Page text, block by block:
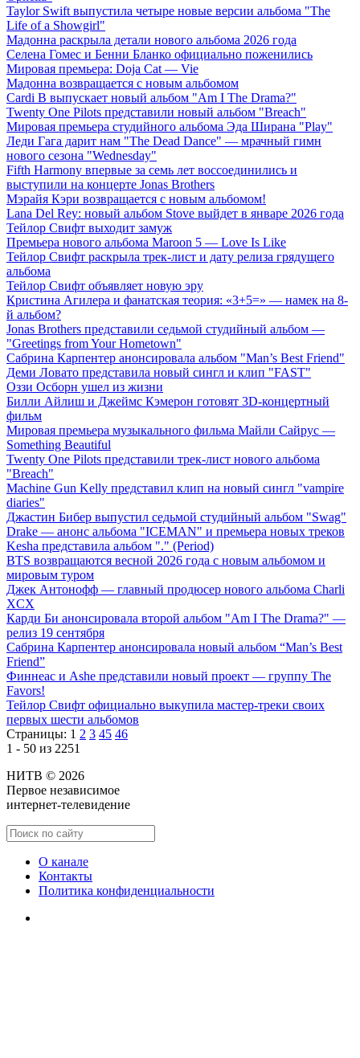
Taylor Swift выпустила четыре новые версии альбома "The
Life of a Showgirl"
Мадонна раскрыла детали нового альбома 2026 года
Селена Гомес и Бенни Бланко официально поженились
Мировая премьера: Doja Cat — Vie
Мадонна возвращается с новым альбомом
Cardi B выпускает новый альбом "Am I The Drama?"
Twenty One Pilots представили новый альбом "Breach"
Мировая премьера студийного альбома Эда Ширана "Play"
Леди Гага дарит нам "The Dead Dance" — мрачный гимн
нового сезона "Wednesday"
Fifth Harmony впервые за семь лет воссоединились и
выступили на концерте Jonas Brothers
Мэрайя Кэри возвращается с новым альбомом!
Lana Del Rey: новый альбом Stove выйдет в январе 2026 года
Тейлор Свифт выходит замуж
Премьера нового альбома Maroon 5 — Love Is Like
Тейлор Свифт раскрыла трек-лист и дату релиза грядущего
альбома
Тейлор Свифт объявляет новую эру
Кристина Агилера и фанатская теория: «3+5=» — намек на 8-
й альбом?
Jonas Brothers представили седьмой студийный альбом —
"Greetings from Your Hometown"
Сабрина Карпентер анонсировала альбом "Man’s Best Friend"
Деми Ловато представила новый сингл и клип "FAST"
Оззи Осборн ушел из жизни
Билли Айлиш и Джеймс Кэмерон готовят 3D-концертный
фильм
Мировая премьера музыкального фильма Майли Сайрус —
Something Beautiful
Twenty One Pilots представили трек-лист нового альбома
"Breach"
Machine Gun Kelly представил клип на новый сингл "vampire
diaries"
Джастин Бибер выпустил седьмой студийный альбом "Swag"
Drake — анонс альбома "ICEMAN" и премьера новых треков
Kesha представила альбом "." (Period)
BTS возвращаются весной 2026 года с новым альбомом и
мировым туром
Джек Антонофф — главный продюсер нового альбома Charli
XCX
Карди Би анонсировала второй альбом "Am I The Drama?" —
релиз 19 сентября
Сабрина Карпентер анонсировала новый альбом “Man’s Best
Friend”
Финнеас и Ashe представили новый проект — группу The
Favors!
Тейлор Свифт официально выкупила мастер-треки своих
первых шести альбомов
Страницы: 1 2 3 45 46
1 - 50 из 2251
НИТВ © 2026
Первое независимое
интернет-телевидение
О канале
Контакты
Политика конфиденциальности